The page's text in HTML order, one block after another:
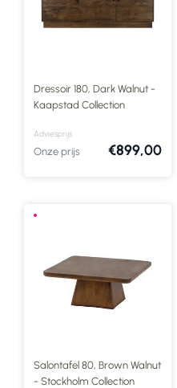
Dressoir 180, Dark Walnut -
Kaapstad Collection
Adviesprijs
Onze prijs €899,00
Salontafel 80, Brown Walnut
- Stockholm Collection